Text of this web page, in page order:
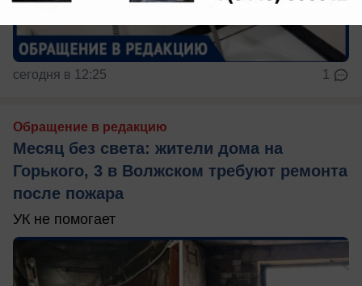
сегодня в 12:25 1
Обращение в редакцию
Месяц без света: жители дома на
Горького, 3 в Волжском требуют ремонта
после пожара
УК не помогает